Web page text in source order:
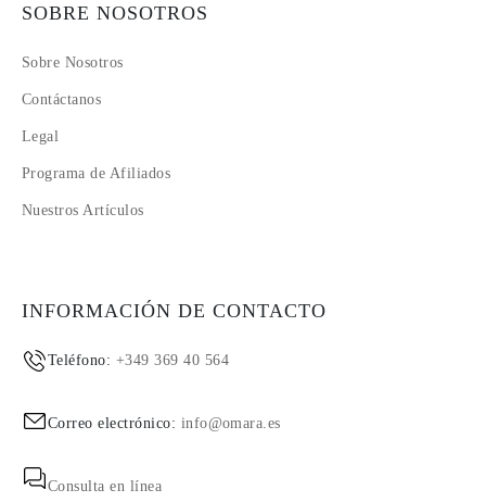
SOBRE NOSOTROS
Sobre Nosotros
Contáctanos
Legal
Programa de Afiliados
Nuestros Artículos
INFORMACIÓN DE CONTACTO
Teléfono: +349 369 40 564
Correo electrónico: info@omara.es
Consulta en línea